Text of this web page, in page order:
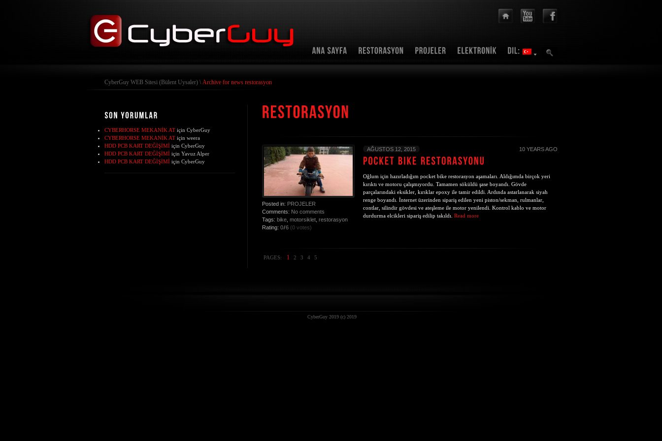
CyberGuy WEB Sitesi (Bülent Uysaler) \ Archive for news restorasyon
Posted in: PROJELER
Comments: No comments
Tags: bike motorsiklet restorasyon
Rating: 0/6 (0 votes)
AĞUSTOS 12, 2015 10 YEARS AGO
Oğlum için hazırladığım pocket bike restorasyon aşamaları. Aldığımda birçok yeri
kırıktı ve motoru çalışmıyordu. Tamamen söküldü şase boyandı. Gövde
parçalarındaki eksikler, kırıklar epoxy ile tamir edildi. Ardında astarlanarak siyah
renge boyandı. İnternet üzerinden sipariş edilen yeni piston/sekman, rulmanlar,
contlar, silindir gövdesi ve ateşleme ile motor yenilendi. Kontrol kablo ve motor
durdurma elcikleri sipariş edilip takıldı. Read more
PAGES: 1 2 3 4 5
CYBERHORSE MEKANİK AT için CyberGuy
CYBERHORSE MEKANİK AT için weera
HDD PCB KART DEĞİŞİMİ için CyberGuy
HDD PCB KART DEĞİŞİMİ için Yavuz Alper
HDD PCB KART DEĞİŞİMİ için CyberGuy
CyberGuy 2019 (c) 2019